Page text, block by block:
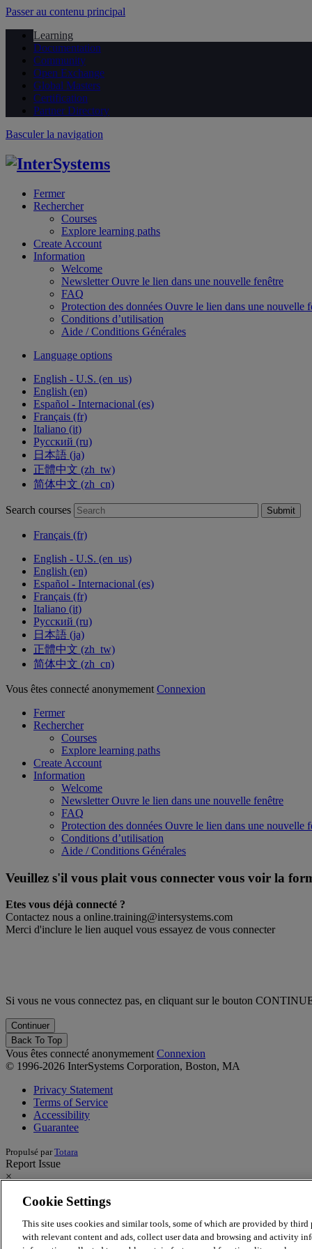
Passer au contenu principal
Learning
Documentation
Community
Open Exchange
Global Masters
Certification
Partner Directory
Basculer la navigation
Fermer
Rechercher
Courses
Explore learning paths
Create Account
Information
Welcome
NewsletterOuvre le lien dans une nouvelle fenêtre
FAQ
Protection des données Ouvre le lien dans une nouvelle
Conditions d’utilisation
Aide / Conditions Générales
Language options
English - U.S. ‎(en_us)‎
English ‎(en)‎
Español - Internacional ‎(es)‎
Français ‎(fr)‎
Italiano ‎(it)‎
Русский ‎(ru)‎
日本語 ‎(ja)‎
正體中文 ‎(zh_tw)‎
简体中文 ‎(zh_cn)‎
Search courses Submit
Français ‎(fr)‎
English - U.S. ‎(en_us)‎
English ‎(en)‎
Español - Internacional ‎(es)‎
Français ‎(fr)‎
Italiano ‎(it)‎
Русский ‎(ru)‎
日本語 ‎(ja)‎
正體中文 ‎(zh_tw)‎
简体中文 ‎(zh_cn)‎
Vous êtes connecté anonymement Connexion
Fermer
Rechercher
Courses
Explore learning paths
Create Account
Information
Welcome
NewsletterOuvre le lien dans une nouvelle fenêtre
FAQ
Protection des données Ouvre le lien dans une nouvelle
Conditions d’utilisation
Aide / Conditions Générales
Veuillez s'il vous plait vous connecter vous voir la
Etes vous déjà connecté ?
Contactez nous a online.training@intersystems.com
Merci d'inclure le lien auquel vous essayez de vous connecter
Si vous ne vous connectez pas, en cliquant sur le bouton
Back To Top
Vous êtes connecté anonymement Connexion
© 1996-2026 InterSystems Corporation, Boston, MA
Privacy Statement
Terms of Service
Accessibility
Guarantee
Propulsé parTotara
Report Issue
×
Report Issue/Feedback
Having an issue with the learning site? Want to provide feedback
Cookie Settings
This site uses cookies and similar tools, some of which are provided by third
with relevant content and ads, collect user data and browsing and activity